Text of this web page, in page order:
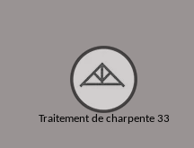
Traitement de charpente 33